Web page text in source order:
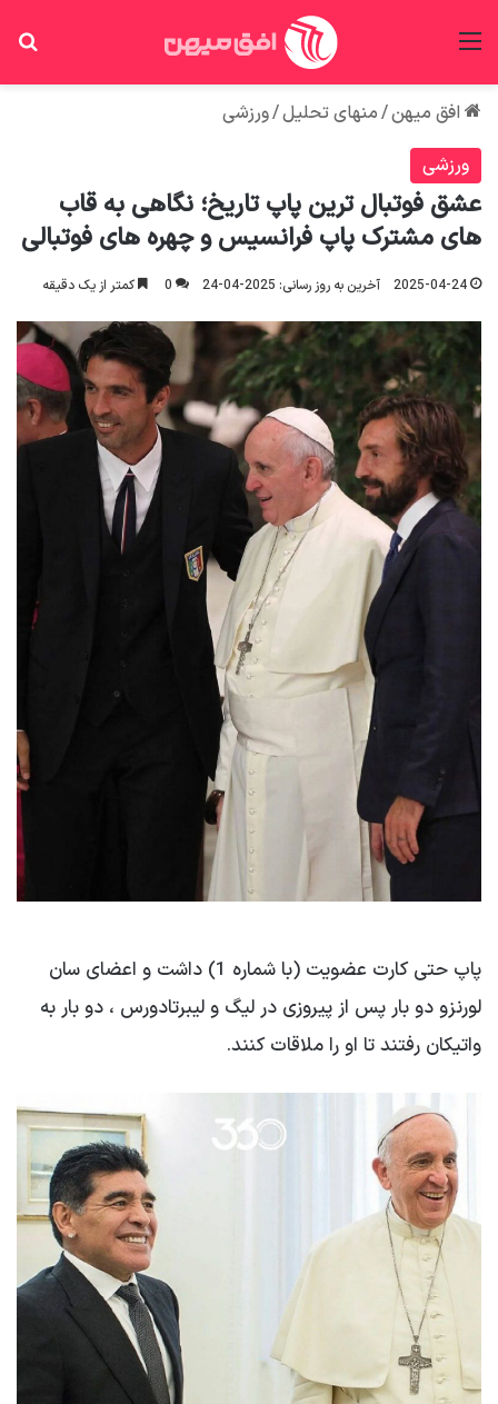
افق میهن/منهای تحلیل/ورزشی
ورزشی
عشق فوتبال ترین پاپ تاریخ؛ نگاهی به قاب
های مشترک پاپ فرانسیس و چهره های فوتبالی
2025-04-24 آخرین به روز رسانی: 2025-04-24 0 کمتر از یک دقیقه
پاپ حتی کارت عضویت (با شماره 1) داشت و اعضای سان
لورنزو دو بار پس از پیروزی در لیگ و لیبرتادورس ، دو بار به
واتیکان رفتند تا او را ملاقات کنند.